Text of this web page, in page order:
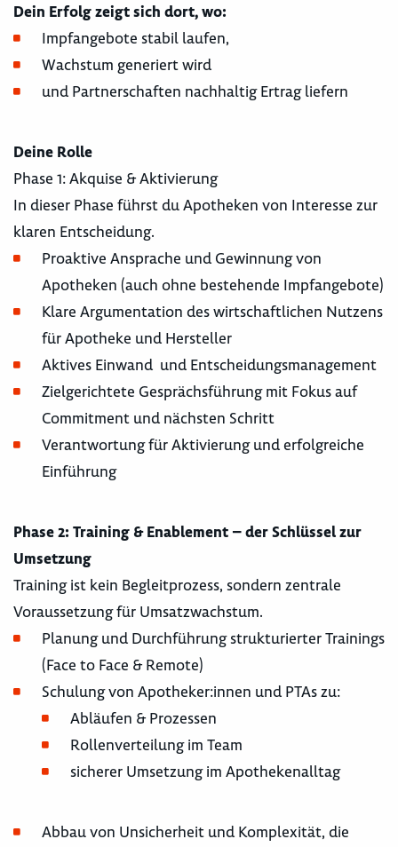
Dein Erfolg zeigt sich dort, wo:
Impfangebote stabil laufen,
Wachstum generiert wird
und Partnerschaften nachhaltig Ertrag liefern
Deine Rolle
Phase 1: Akquise & Aktivierung
In dieser Phase führst du Apotheken von Interesse zur
klaren Entscheidung.
Proaktive Ansprache und Gewinnung von
Apotheken (auch ohne bestehende Impfangebote)
Klare Argumentation des wirtschaftlichen Nutzens
für Apotheke und Hersteller
Aktives Einwand und Entscheidungsmanagement
Zielgerichtete Gesprächsführung mit Fokus auf
Commitment und nächsten Schritt
Verantwortung für Aktivierung und erfolgreiche
Einführung
Phase 2: Training & Enablement – der Schlüssel zur
Umsetzung
Training ist kein Begleitprozess, sondern zentrale
Voraussetzung für Umsatzwachstum.
Planung und Durchführung strukturierter Trainings
(Face to Face & Remote)
Schulung von Apotheker:innen und PTAs zu:
Abläufen & Prozessen
Rollenverteilung im Team
sicherer Umsetzung im Apothekenalltag
Abbau von Unsicherheit und Komplexität, die